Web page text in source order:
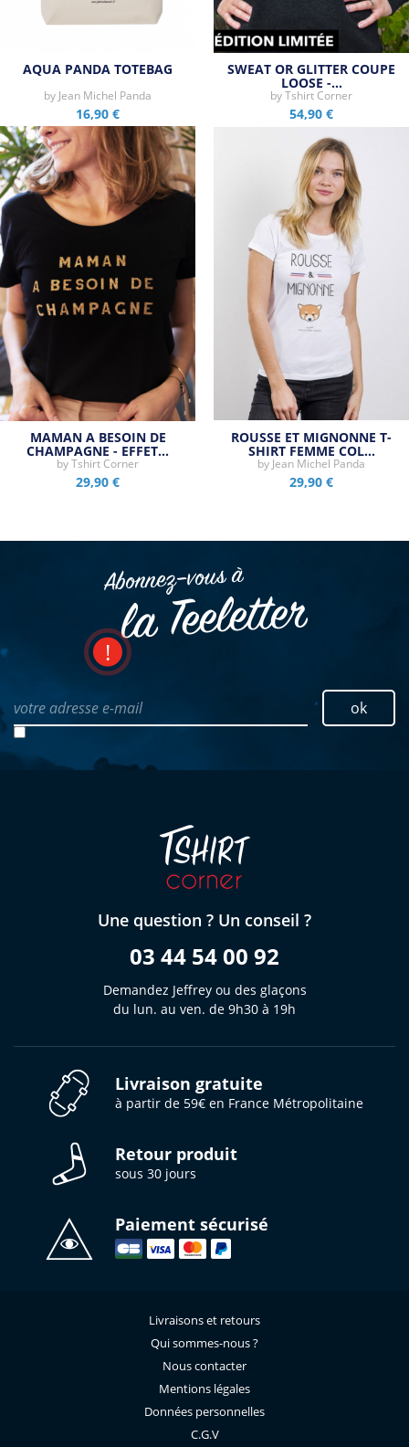
AQUA PANDA TOTEBAG
by Jean Michel Panda
16,90 €
SWEAT OR GLITTER COUPE
LOOSE -…
byTshirt Corner
54,90 €
MAMAN A BESOIN DE
CHAMPAGNE - EFFET…
byTshirt Corner
29,90 €
ROUSSE ET MIGNONNE T-
SHIRT FEMME COL…
by Jean Michel Panda
29,90 €
Abonnez–vous à
la Teeletter
votre adresse e-mail ok
Une question ? Un conseil ?
03 44 54 00 92
Demandez Jeffrey ou des glaçons
du lun. au ven. de 9h30 à 19h
Livraison gratuite
à partir de 59€ en France Métropolitaine
Retour produit
sous 30 jours
Paiement sécurisé
Livraisons et retours
Qui sommes-nous ?
Nous contacter
Mentions légales
Données personnelles
C.G.V